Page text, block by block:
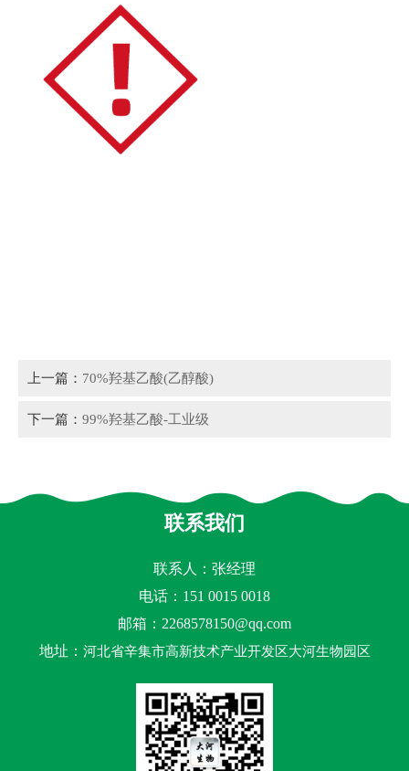
上一篇： 70%羟基乙酸(乙醇酸)
下一篇： 99%羟基乙酸-工业级
联系我们
联系人：张经理
电话：151 0015 0018
邮箱： 2268578150@qq.com
地址： 河北省辛集市高新技术产业开发区大河生物园区